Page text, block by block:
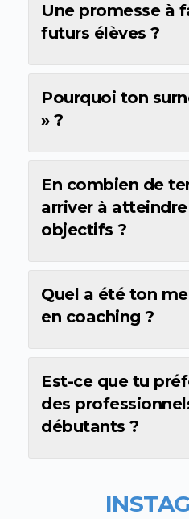
Une promesse à
futurs élèves ?
Pourquoi ton
» ?
En combien de
arriver à
objectifs ?
Quel a été ton
en coaching ?
Est-ce que tu
des
débutants ?